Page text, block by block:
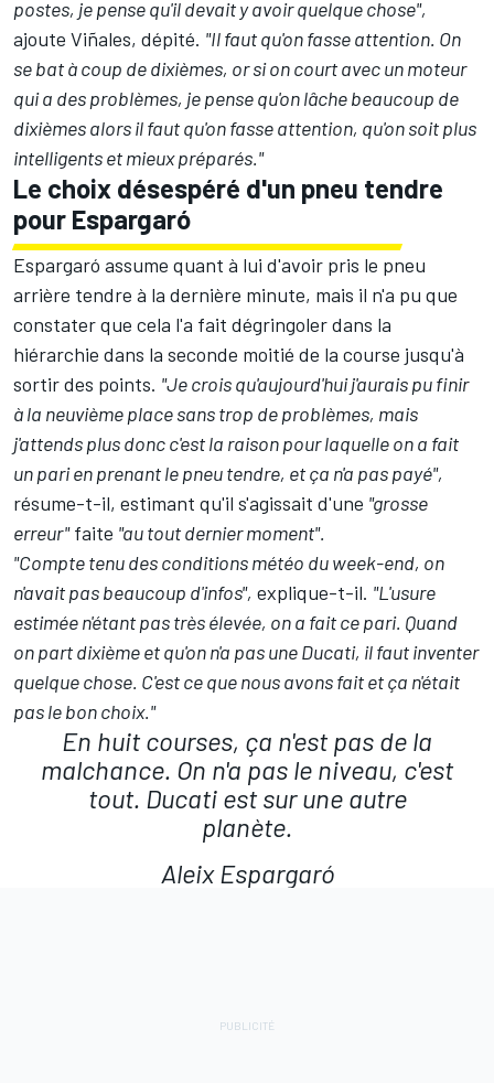
postes, je pense qu'il devait y avoir quelque chose",
ajoute Viñales, dépité. "Il faut qu'on fasse attention. On
se bat à coup de dixièmes, or si on court avec un moteur
qui a des problèmes, je pense qu'on lâche beaucoup de
dixièmes alors il faut qu'on fasse attention, qu'on soit plus
intelligents et mieux préparés."
Le choix désespéré d'un pneu tendre
pour Espargaró
Espargaró assume quant à lui d'avoir pris le pneu
arrière tendre à la dernière minute, mais il n'a pu que
constater que cela l'a fait dégringoler dans la
hiérarchie dans la seconde moitié de la course jusqu'à
sortir des points. "Je crois qu'aujourd'hui j'aurais pu finir
à la neuvième place sans trop de problèmes, mais
j'attends plus donc c'est la raison pour laquelle on a fait
un pari en prenant le pneu tendre, et ça n'a pas payé",
résume-t-il, estimant qu'il s'agissait d'une "grosse
erreur"faite "au tout dernier moment".
"Compte tenu des conditions météo du week-end, on
n'avait pas beaucoup d'infos", explique-t-il. "L'usure
estimée n'étant pas très élevée, on a fait ce pari. Quand
on part dixième et qu'on n'a pas une Ducati, il faut inventer
quelque chose. C'est ce que nous avons fait et ça n'était
pas le bon choix."
En huit courses, ça n'est pas de la
malchance. On n'a pas le niveau, c'est
tout. Ducati est sur une autre
planète.
Aleix Espargaró